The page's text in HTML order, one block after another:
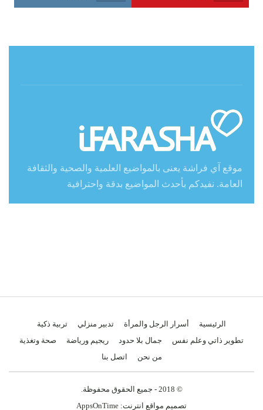
موقع آي فراشة يعنى بالمواضيع العلمية والصحية والثقافة
العامة. نفيدكم بأحدث المواضيع بدقة واحترافية
الرئيسية أسرار الرجل والمرأة تدبير منزلي
تربية ذكية
تطوير ذاتي وعلم نفس
جمال بلا حدود ريجيم ورياضة
صحة وتغذية
من نحن
اتصل بنا
© 2018 - جميع الحقوق محفوظة.
تصميم مواقع انترنت: AppsOnTime